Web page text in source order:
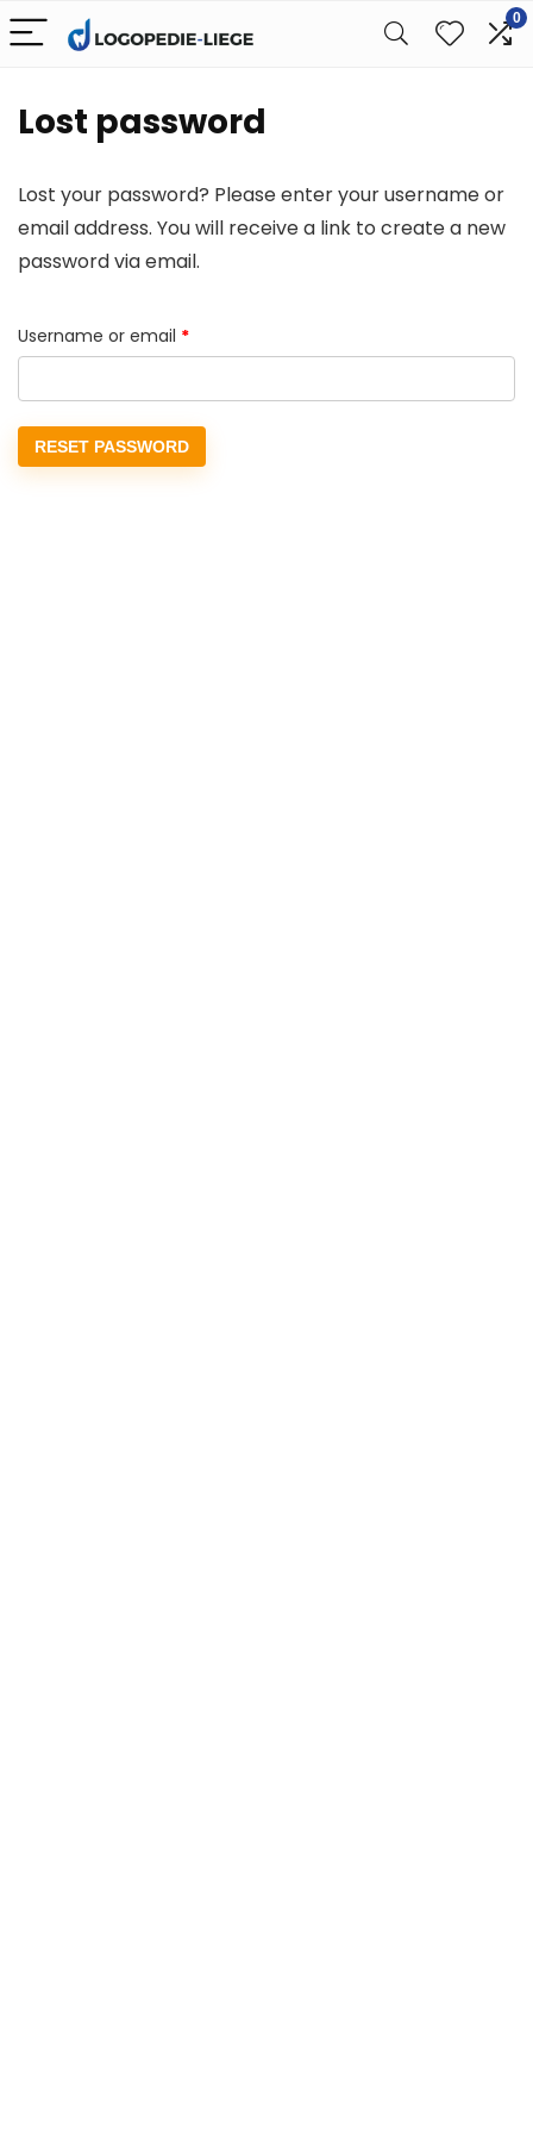
0
Lost password
Lost your password? Please enter your username or
email address. You will receive a link to create a new
password via email.
Username or email *Required
RESET PASSWORD